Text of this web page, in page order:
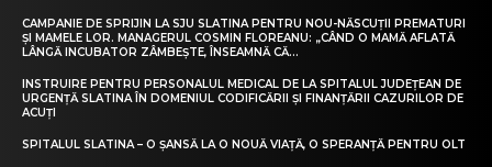
CAMPANIE DE SPRIJIN LA SJU SLATINA PENTRU NOU-NĂSCUȚII PREMATURI
ȘI MAMELE LOR. MANAGERUL COSMIN FLOREANU: „CÂND O MAMĂ AFLATĂ
LÂNGĂ INCUBATOR ZÂMBEȘTE, ÎNSEAMNĂ CĂ...
INSTRUIRE PENTRU PERSONALUL MEDICAL DE LA SPITALUL JUDEȚEAN DE
URGENȚĂ SLATINA ÎN DOMENIUL CODIFICĂRII ȘI FINANȚĂRII CAZURILOR DE
ACUȚI
SPITALUL SLATINA – O ȘANSĂ LA O NOUĂ VIAȚĂ, O SPERANȚĂ PENTRU OLT